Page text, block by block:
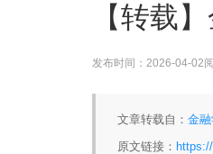
【转载】
发布时间： 2026-04-02
文章转载自： 金
原文链接：